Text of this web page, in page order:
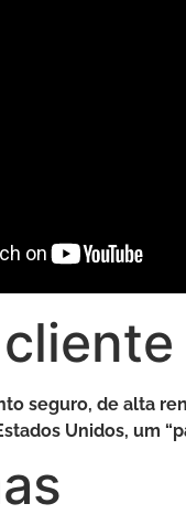
seguro, de alta
Unidos, um